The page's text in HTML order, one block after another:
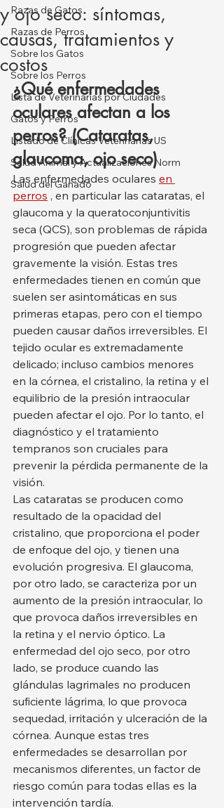
Razas de Gatos
Razas de Perros
Sobre los Gatos
Sobre los Perros
Lista de Veterinarias por Ciudades
Gatos y Perros
Listado de Clínicas Veterinarias US
Salud Animal y Actualizaciones Norm
Salud del Ganado
y ojo seco: síntomas,
causas, tratamientos y
costos
¿Qué enfermedades
oculares afectan a los
perros? (Cataratas,
glaucoma, ojo seco)
Las enfermedades oculares en
perros , en particular las cataratas, el
glaucoma y la queratoconjuntivitis
seca (QCS), son problemas de rápida
progresión que pueden afectar
gravemente la visión. Estas tres
enfermedades tienen en común que
suelen ser asintomáticas en sus
primeras etapas, pero con el tiempo
pueden causar daños irreversibles. El
tejido ocular es extremadamente
delicado; incluso cambios menores
en la córnea, el cristalino, la retina y el
equilibrio de la presión intraocular
pueden afectar el ojo. Por lo tanto, el
diagnóstico y el tratamiento
tempranos son cruciales para
prevenir la pérdida permanente de la
visión.
Las cataratas se producen como
resultado de la opacidad del
cristalino, que proporciona el poder
de enfoque del ojo, y tienen una
evolución progresiva. El glaucoma,
por otro lado, se caracteriza por un
aumento de la presión intraocular, lo
que provoca daños irreversibles en
la retina y el nervio óptico. La
enfermedad del ojo seco, por otro
lado, se produce cuando las
glándulas lagrimales no producen
suficiente lágrima, lo que provoca
sequedad, irritación y ulceración de la
córnea. Aunque estas tres
enfermedades se desarrollan por
mecanismos diferentes, un factor de
riesgo común para todas ellas es la
intervención tardía.